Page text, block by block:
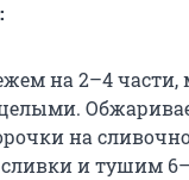
на 2–4 части,
на
и тушим